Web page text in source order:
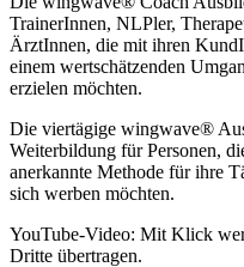
TrainerInnen, NLPler,
ÄrztInnen, die mit ihren
einem wertschätzenden
erzielen möchten.
Die viertägige wingwave®
Weiterbildung für Personen,
anerkannte Methode für ihre
sich werben möchten.
YouTube-Video: Mit Klick
Dritte übertragen.